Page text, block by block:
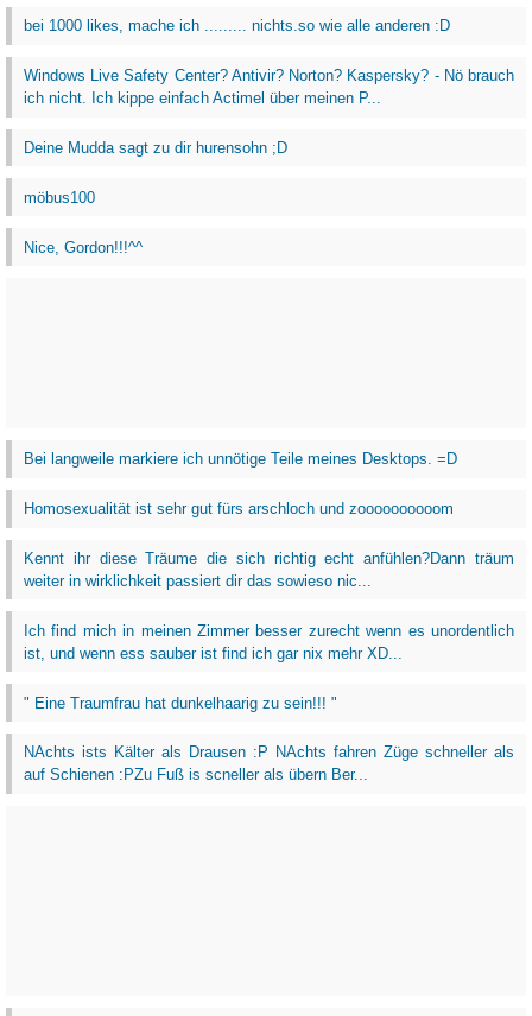
bei 1000 likes, mache ich ......... nichts.so wie alle anderen :D
Windows Live Safety Center? Antivir? Norton? Kaspersky? - Nö brauch
ich nicht. Ich kippe einfach Actimel über meinen P...
Deine Mudda sagt zu dir hurensohn ;D
möbus100
Nice, Gordon!!!^^
Bei langweile markiere ich unnötige Teile meines Desktops. =D
Homosexualität ist sehr gut fürs arschloch und zoooooooooom
Kennt ihr diese Träume die sich richtig echt anfühlen?Dann träum
weiter in wirklichkeit passiert dir das sowieso nic...
Ich find mich in meinen Zimmer besser zurecht wenn es unordentlich
ist, und wenn ess sauber ist find ich gar nix mehr XD...
" Eine Traumfrau hat dunkelhaarig zu sein!!! "
NAchts ists Kälter als Drausen :P NAchts fahren Züge schneller als
auf Schienen :PZu Fuß is scneller als übern Ber...